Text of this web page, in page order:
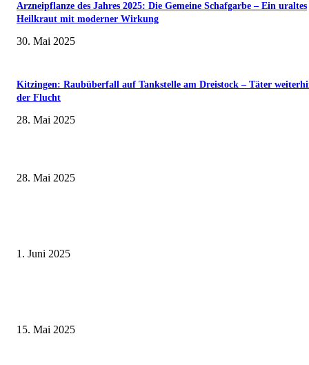
Arzneipflanze des Jahres 2025: Die Gemeine Schafgarbe – Ein uraltes
Heilkraut mit moderner Wirkung
30. Mai 2025
Kitzingen: Raubüberfall auf Tankstelle am Dreistock – Täter
der Flucht
28. Mai 2025
28. Mai 2025
1. Juni 2025
15. Mai 2025